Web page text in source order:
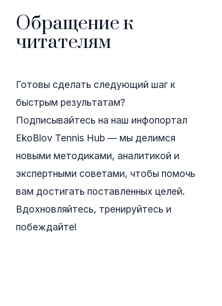
Обращение к
читателям
Готовы сделать следующий шаг к
быстрым результатам?
Подписывайтесь на наш инфопортал
EkoBlov Tennis Hub — мы делимся
новыми методиками, аналитикой и
экспертными советами, чтобы помочь
вам достигать поставленных целей.
Вдохновляйтесь, тренируйтесь и
побеждайте!